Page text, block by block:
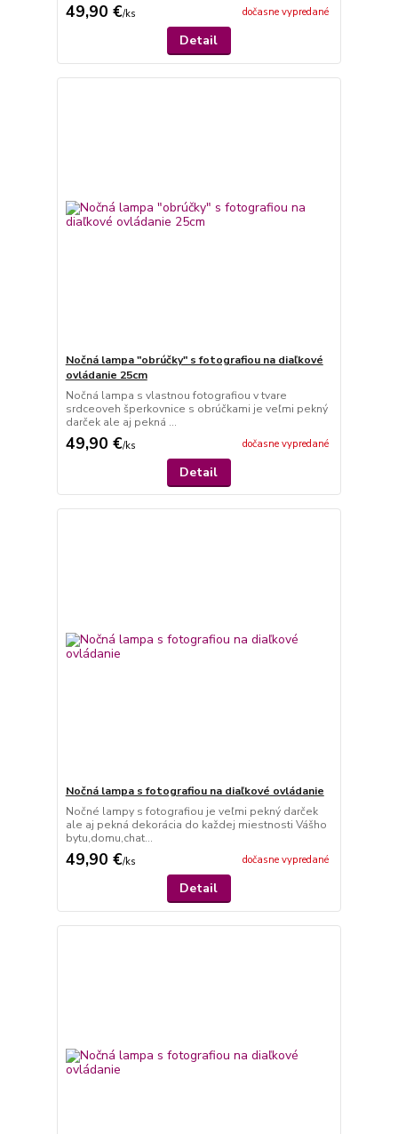
49,90 €/ks dočasne vypredané
Detail
Nočná lampa "obrúčky" s fotografiou na diaľkové
ovládanie 25cm
Nočná lampa s vlastnou fotografiou v tvare
srdceoveh šperkovnice s obrúčkami je veľmi pekný
darček ale aj pekná ...
49,90 €/ks dočasne vypredané
Detail
Nočná lampa s fotografiou na diaľkové ovládanie
Nočné lampy s fotografiou je veľmi pekný darček
ale aj pekná dekorácia do každej miestnosti Vášho
bytu,domu,chat...
49,90 €/ks dočasne vypredané
Detail